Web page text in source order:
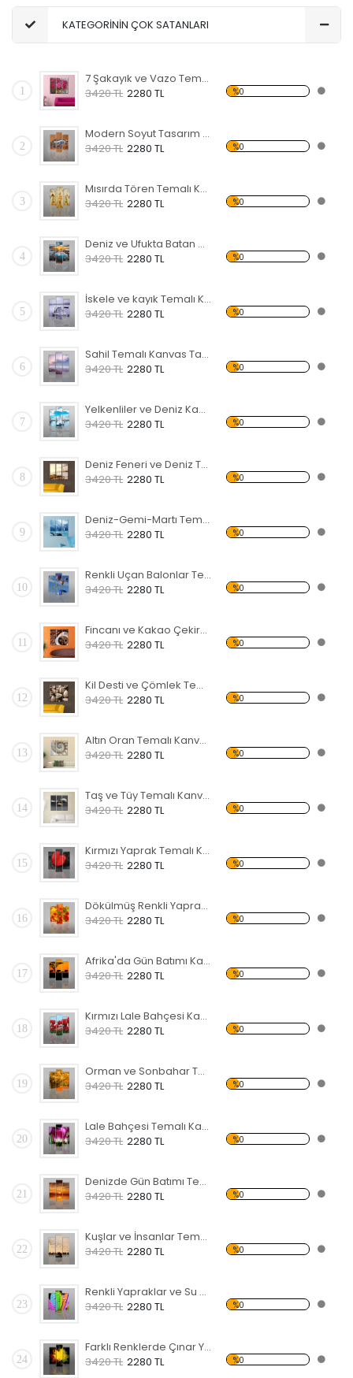
KATEGORİNİN ÇOK SATANLARI
1
7 Şakayık ve Vazo Temalı Kanvas Tablo
3420 TL 2280 TL %0
2
Modern Soyut Tasarım 35 Kanvas Tablo
3420 TL 2280 TL %0
3
Mısırda Tören Temalı Kanvas Tablo
3420 TL 2280 TL %0
4
Deniz ve Ufukta Batan Güneş Kanvas Tablo
3420 TL 2280 TL %0
5
İskele ve kayık Temalı Kanvas Tablo
3420 TL 2280 TL %0
6
Sahil Temalı Kanvas Tablo
3420 TL 2280 TL %0
7
Yelkenliler ve Deniz Kanvas Tablo
3420 TL 2280 TL %0
8
Deniz Feneri ve Deniz Temalı Kanvas Tablo
3420 TL 2280 TL %0
9
Deniz-Gemi-Martı Temalı Kanvas Tablo
3420 TL 2280 TL %0
10
Renkli Uçan Balonlar Temalı Kanvas Tablo
3420 TL 2280 TL %0
11
Fincanı ve Kakao Çekirdekleri Temalı Kanvas Tablo
3420 TL 2280 TL %0
12
Kil Desti ve Çömlek Temalı Kanvas Tablo
3420 TL 2280 TL %0
13
Altın Oran Temalı Kanvas Tablo
3420 TL 2280 TL %0
14
Taş ve Tüy Temalı Kanvas Tablo
3420 TL 2280 TL %0
15
Kırmızı Yaprak Temalı Kanvas Tablo
3420 TL 2280 TL %0
16
Dökülmüş Renkli Yapraklar Kanvas Tablo
3420 TL 2280 TL %0
17
Afrika'da Gün Batımı Kanvas Tablo
3420 TL 2280 TL %0
18
Kırmızı Lale Bahçesi Kanvas Tablo
3420 TL 2280 TL %0
19
Orman ve Sonbahar Temalı Kanvas Tablo
3420 TL 2280 TL %0
20
Lale Bahçesi Temalı Kanvas Tablo
3420 TL 2280 TL %0
21
Denizde Gün Batımı Temalı Kanvas Tablo
3420 TL 2280 TL %0
22
Kuşlar ve İnsanlar Temalı Kanvas Tablo
3420 TL 2280 TL %0
23
Renkli Yapraklar ve Su Damlaları Kanvas Tablo
3420 TL 2280 TL %0
24
Farklı Renklerde Çınar Yaprakları Kanvas Tablo
3420 TL 2280 TL %0